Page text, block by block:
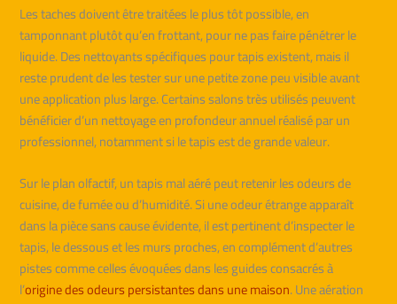
Les taches doivent être traitées le plus tôt possible, en
tamponnant plutôt qu’en frottant, pour ne pas faire pénétrer le
liquide. Des nettoyants spécifiques pour tapis existent, mais il
reste prudent de les tester sur une petite zone peu visible avant
une application plus large. Certains salons très utilisés peuvent
bénéficier d’un nettoyage en profondeur annuel réalisé par un
professionnel, notamment si le tapis est de grande valeur.
Sur le plan olfactif, un tapis mal aéré peut retenir les odeurs de
cuisine, de fumée ou d’humidité. Si une odeur étrange apparaît
dans la pièce sans cause évidente, il est pertinent d’inspecter le
tapis, le dessous et les murs proches, en complément d’autres
pistes comme celles évoquées dans les guides consacrés à
l’origine des odeurs persistantes dans une maison. Une aération